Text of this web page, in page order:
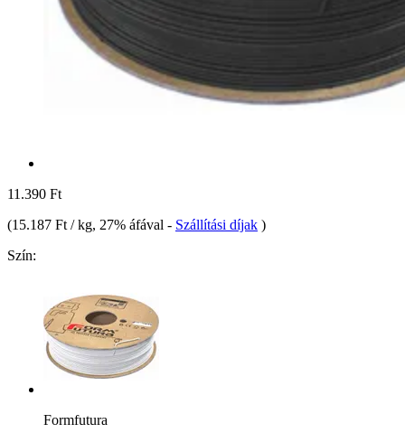
11.390 Ft
(15.187 Ft / kg, 27% áfával - Szállítási díjak )
Szín:
Formfutura